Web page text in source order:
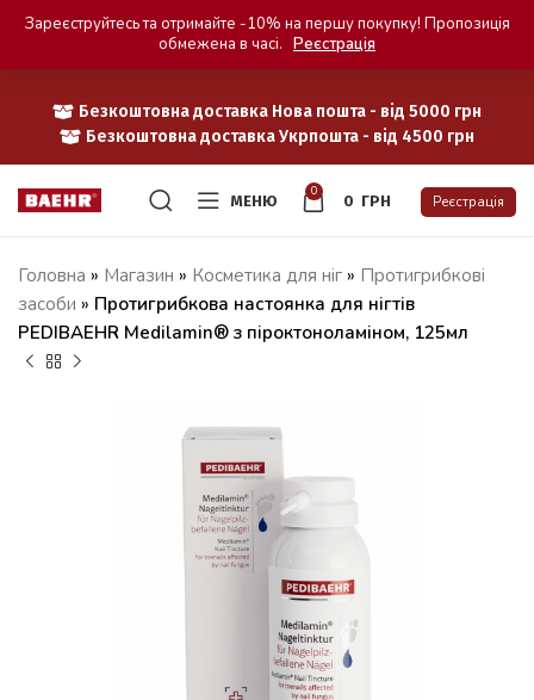
Безкоштовна доставка Нова пошта - від 5000 грн
Безкоштовна доставка Укрпошта - від 4500 грн
МЕНЮ
0
0 ГРН Реєстрація
Головна » Магазин » Косметика для ніг » Протигрибкові
засоби » Протигрибкова настоянка для нігтів
PEDIBAEHR Medilamin® з піроктоноламіном, 125мл
Зареєструйтесь та отримайте -10% на першу покупку! Пропозиція
обмежена в часі. Реєстрація